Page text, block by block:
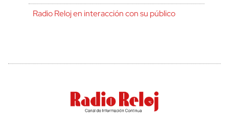
Radio Reloj en interacción con su público